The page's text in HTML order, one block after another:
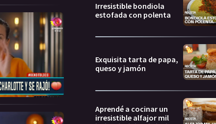
Irresistible bondiola
estofada con polenta
Exquisita tarta de papa,
queso y jamón
Aprendé a cocinar un
irresistible alfajor mil